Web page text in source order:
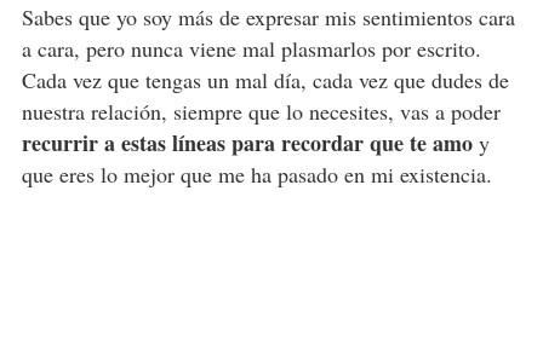
Sabes que yo soy más de expresar mis sentimientos cara
a cara, pero nunca viene mal plasmarlos por escrito.
Cada vez que tengas un mal día, cada vez que dudes de
nuestra relación, siempre que lo necesites, vas a poder
recurrir a estas líneas para recordar que te amoy
que eres lo mejor que me ha pasado en mi existencia.